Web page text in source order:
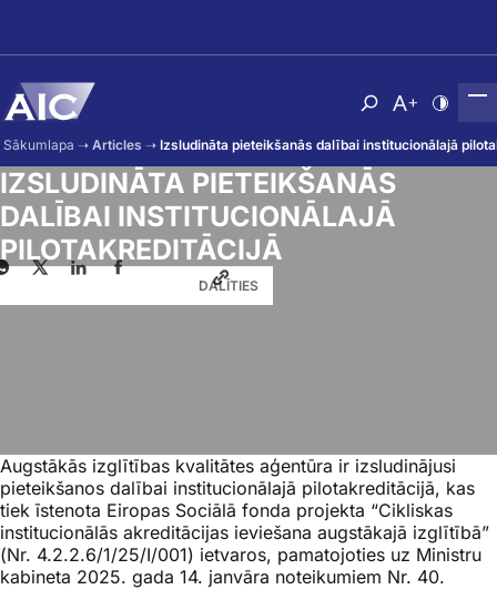
AtvērtNomainīt
Sākumlapa ➝ Articles ➝ Izsludināta pieteikšanās dalībai institucionālajā
IZSLUDINĀTA PIETEIKŠANĀS
DALĪBAI INSTITUCIONĀLAJĀ
PILOTAKREDITĀCIJĀ
DALĪTIES
Augstākās izglītības kvalitātes aģentūra ir izsludinājusi
pieteikšanos dalībai institucionālajā pilotakreditācijā, kas
tiek īstenota Eiropas Sociālā fonda projekta “Cikliskas
institucionālās akreditācijas ieviešana augstākajā izglītībā”
(Nr. 4.2.2.6/1/25/I/001) ietvaros, pamatojoties uz Ministru
kabineta 2025. gada 14. janvāra noteikumiem Nr. 40.